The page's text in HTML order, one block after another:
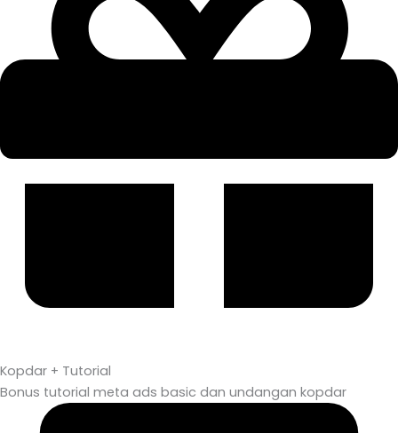
Kopdar + Tutorial
Bonus tutorial meta ads basic dan undangan kopdar